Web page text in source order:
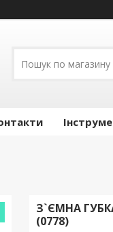
З`ЄМНА
(0778)